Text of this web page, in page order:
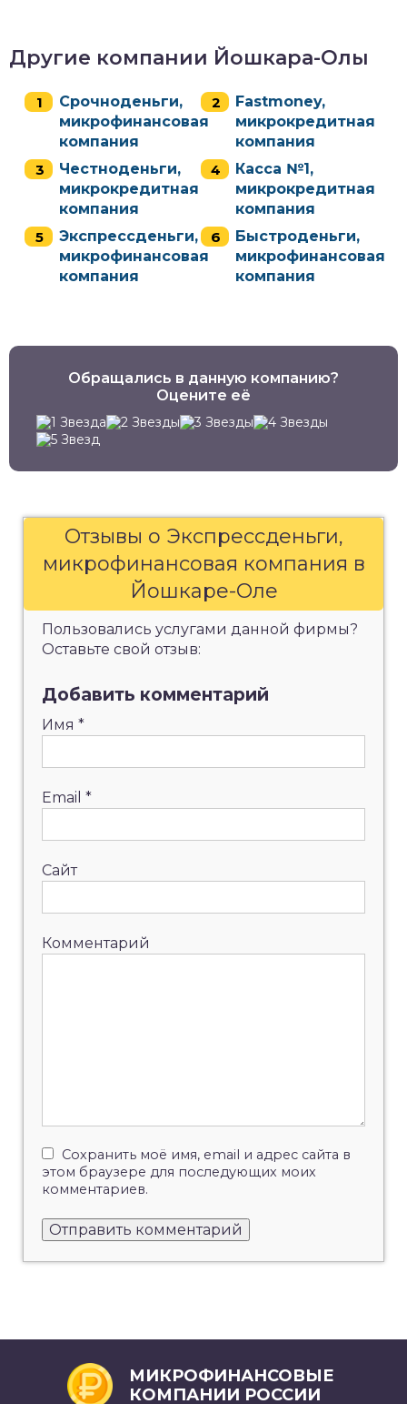
Другие компании Йошкара-Олы
Срочноденьги,
микрофинансовая
компания
Fastmoney,
микрокредитная
компания
Честноденьги,
микрокредитная
компания
Касса №1,
микрокредитная
компания
Экспрессденьги,
микрофинансовая
компания
Быстроденьги,
микрофинансовая
компания
Обращались в данную компанию?
Оцените её
Отзывы о Экспрессденьги,
микрофинансовая компания в
Йошкаре-Оле
Пользовались услугами данной фирмы?
Оставьте свой отзыв:
Добавить комментарий
Имя *
Email *
Сайт
Комментарий
Сохранить моё имя, email и адрес сайта в
этом браузере для последующих моих
комментариев.
МИКРОФИНАНСОВЫЕ
КОМПАНИИ РОССИИ